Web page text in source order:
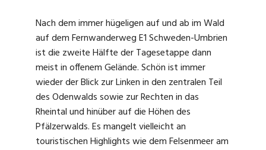
Nach dem immer hügeligen auf und ab im Wald
auf dem Fernwanderweg E1 Schweden-Umbrien
ist die zweite Hälfte der Tagesetappe dann
meist in offenem Gelände. Schön ist immer
wieder der Blick zur Linken in den zentralen Teil
des Odenwalds sowie zur Rechten in das
Rheintal und hinüber auf die Höhen des
Pfälzerwalds. Es mangelt vielleicht an
touristischen Highlights wie dem Felsenmeer am